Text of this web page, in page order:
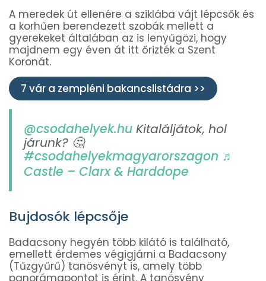
A meredek út ellenére a sziklába vájt lépcsők és
a korhűen berendezett szobák mellett a
gyerekeket általában az is lenyűgözi, hogy
majdnem egy éven át itt őrizték a Szent
Koronát.
7 vár a zempléni bakancslistádra >>
@csodahelyek.hu Kitaláljátok, hol
járunk? 🤔
#csodahelyekmagyarorszagon ♬
Castle – Clarx & Harddope
Bujdosók lépcsője
Badacsony hegyén több kilátó is található,
emellett érdemes végigjárni a Badacsony
(Tűzgyűrű) tanösvényt is, amely több